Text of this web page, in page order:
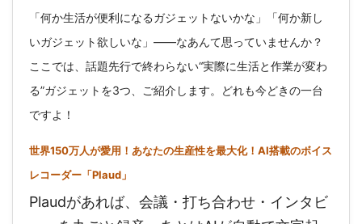
「何か生活が便利になるガジェットないかな」「何か新し
いガジェット欲しいな」——なあんて思っていませんか？
ここでは、話題先行で終わらない“実際に生活と作業が変わ
る”ガジェットを3つ、ご紹介します。どれも今どきの一台
ですよ！
世界150万人が愛用！あなたの生産性を最大化！AI搭載のボイス
レコーダー「Plaud」
Plaudがあれば、会議・打ち合わせ・インタビ